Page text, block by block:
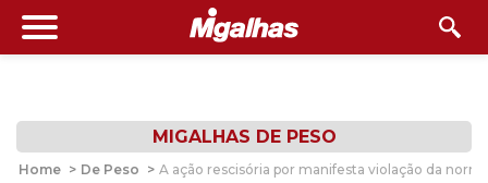
MIGALHAS DE PESO
Home > De Peso > A ação rescisória por manifesta violação da